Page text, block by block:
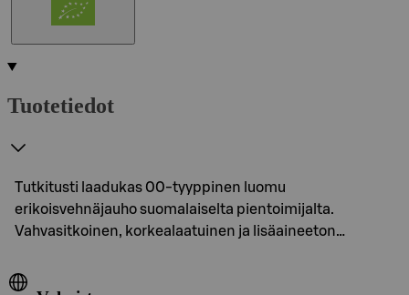
Tuotetiedot
Tutkitusti laadukas 00-tyyppinen luomu
erikoisvehnäjauho suomalaiselta pientoimijalta.
Vahvasitkoinen, korkealaatuinen ja lisäaineeton…